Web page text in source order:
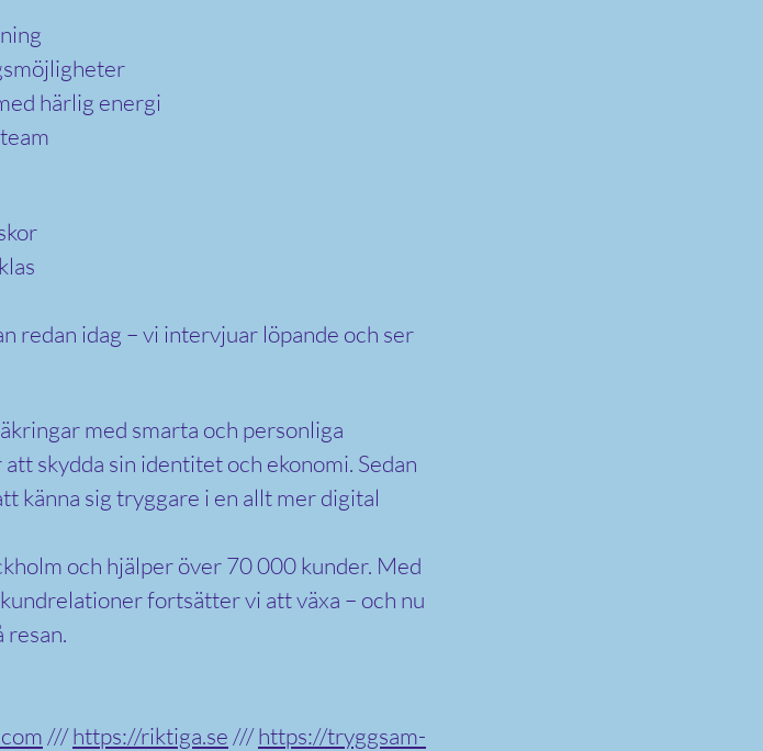
härlig energi
redan idag – vi intervjuar löpande och ser
med smarta och personliga
skydda sin identitet och ekonomi. Sedan
känna sig tryggare i en allt mer digital
och hjälper över 70 000 kunder. Med
fortsätter vi att växa – och nu
resan.
///https://riktiga.se ///https://tryggsam-